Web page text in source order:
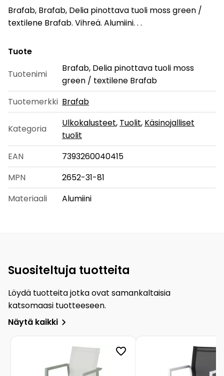
Brafab, Brafab, Delia pinottava tuoli moss green /
textilene Brafab. Vihreä. Alumiini. . .
Tuote
Tuotenimi
Brafab, Delia pinottava tuoli moss
green / textilene Brafab
Tuotemerkki Brafab
Kategoria
Ulkokalusteet, Tuolit, Käsinojalliset
tuolit
EAN
7393260040415
MPN
2652-31-81
Materiaali
Alumiini
Suositeltuja tuotteita
Löydä tuotteita jotka ovat samankaltaisia
katsomaasi tuotteeseen.
Näytä kaikki